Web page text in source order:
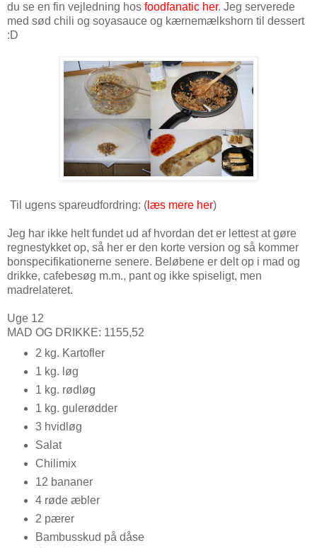
du se en fin vejledning hos foodfanatic her. Jeg serverede
med sød chili og soyasauce og kærnemælkshorn til dessert
:D
Til ugens spareudfordring: ( læs mere her)
Jeg har ikke helt fundet ud af hvordan det er lettest at gøre
regnestykket op, så her er den korte version og så kommer
bonspecifikationerne senere. Beløbene er delt op i mad og
drikke, cafebesøg m.m., pant og ikke spiseligt, men
madrelateret.
Uge 12
MAD OG DRIKKE: 1155,52
2 kg. Kartofler
1 kg. løg
1 kg. rødløg
1 kg. gulerødder
3 hvidløg
Salat
Chilimix
12 bananer
4 røde æbler
2 pærer
Bambusskud på dåse